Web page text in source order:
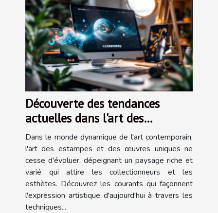
Découverte des tendances
actuelles dans l'art des
estampes et œuvres uniques
Dans le monde dynamique de l'art contemporain,
l'art des estampes et des œuvres uniques ne
cesse d'évoluer, dépeignant un paysage riche et
varié qui attire les collectionneurs et les
esthètes. Découvrez les courants qui façonnent
l'expression artistique d'aujourd'hui à travers les
techniques...